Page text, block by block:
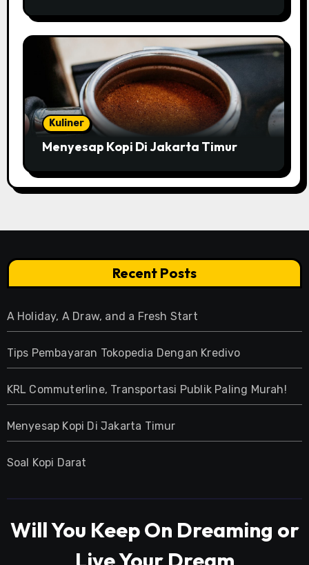
Kuliner
Menyesap Kopi Di Jakarta Timur
Recent Posts
A Holiday, A Draw, and a Fresh Start
Tips Pembayaran Tokopedia Dengan Kredivo
KRL Commuterline, Transportasi Publik Paling Murah!
Menyesap Kopi Di Jakarta Timur
Soal Kopi Darat
Will You Keep On Dreaming or